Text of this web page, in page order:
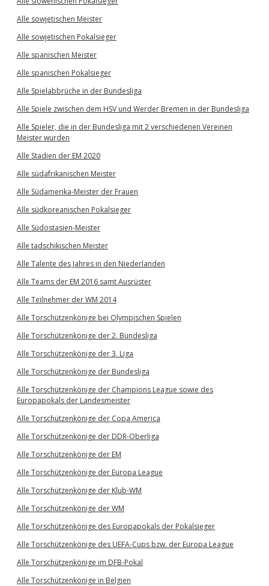
Alle sowjetischen Meister
Alle sowjetischen Pokalsieger
Alle spanischen Meister
Alle spanischen Pokalsieger
Alle Spielabbrüche in der Bundesliga
Alle Spiele zwischen dem HSV und Werder Bremen in der Bundesliga
Alle Spieler, die in der Bundesliga mit 2 verschiedenen Vereinen
Meister wurden
Alle Stadien der EM 2020
Alle südafrikanischen Meister
Alle Südamerika-Meister der Frauen
Alle südkoreanischen Pokalsieger
Alle Südostasien-Meister
Alle tadschikischen Meister
Alle Talente des Jahres in den Niederlanden
Alle Teams der EM 2016 samt Ausrüster
Alle Teilnehmer der WM 2014
Alle Torschützenkönige bei Olympischen Spielen
Alle Torschützenkönige der 2. Bundesliga
Alle Torschützenkönige der 3. Liga
Alle Torschützenkönige der Bundesliga
Alle Torschützenkönige der Champions League sowie des
Europapokals der Landesmeister
Alle Torschützenkönige der Copa America
Alle Torschützenkönige der DDR-Oberliga
Alle Torschützenkönige der EM
Alle Torschützenkönige der Europa League
Alle Torschützenkönige der Klub-WM
Alle Torschützenkönige der WM
Alle Torschützenkönige des Europapokals der Pokalsieger
Alle Torschützenkönige des UEFA-Cups bzw. der Europa League
Alle Torschützenkönige im DFB-Pokal
Alle Torschützenkönige in Belgien